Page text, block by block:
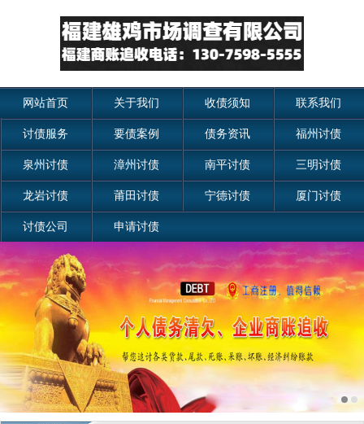
网站首页 关于我们 收债须知 联系我们
讨债服务 要债案例 债务资讯 福州讨债
泉州讨债 漳州讨债 南平讨债 三明讨债
龙岩讨债 莆田讨债 宁德讨债 厦门讨债
讨债公司 申请讨债